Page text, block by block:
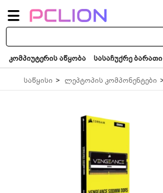
საძიებო
სიტყვა...
კომპიუტერის აწყობა სასაჩუქრე ბარათი
საწყისი ლეპტოპის კომპონენტები